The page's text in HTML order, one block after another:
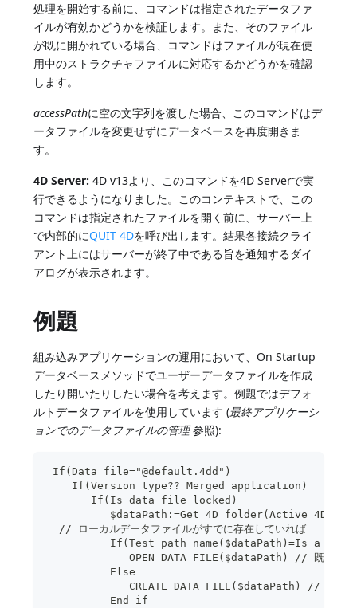
処理を開始する前に、コマンドは指定されたデータファ
イルが有効かどうかを検証します。また、そのファイル
が既に開かれている場合、コマンドはファイルが現在使
用中のストラクチャファイルに対応するかどうかを確認
します。
accessPathに空の文字列を渡した場合、このコマンドはデ
ータファイルを変更せずにデータベースを再度開きま
す。
4D Server: 4D v13より、このコマンドを4D Serverで実
行できるようになりました。このコンテキストで、この
コマンドは指定されたファイルを開く前に、サーバー上
で内部的にQUIT 4Dを呼び出します。結果各接続クライ
アント上にはサーバーが終了中である旨を通知するダイ
アログが表示されます。
例題
組み込みアプリケーションの運用において、On Startup
データベースメソッドでユーザーデータファイルを作成
したり開いたりしたい場合を考えます。例題ではデフォ
ルトデータファイルを使用しています (最終アプリケーシ
ョンでのデータファイルの管理参照):
If(Data file="@default.4dd")
If(Version type?? Merged application)
If(Is data file locked)
$dataPath:=Get 4D folder(Active 4D
// ローカルデータファイルがすでに存在していれば
If(Test path name($dataPath)=Is a
OPEN DATA FILE($dataPath) // 既存データフ
Else
CREATE DATA FILE($dataPath) // 既存ファイル
End if